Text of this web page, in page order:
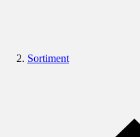
Sortiment